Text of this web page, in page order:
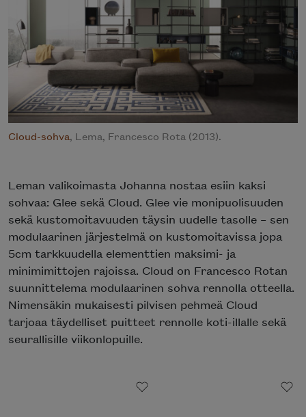
Cloud-sohva, Lema, Francesco Rota (2013).
Leman valikoimasta Johanna nostaa esiin kaksi
sohvaa: Glee sekä Cloud. Glee vie monipuolisuuden
sekä kustomoitavuuden täysin uudelle tasolle – sen
modulaarinen järjestelmä on kustomoitavissa jopa
5cm tarkkuudella elementtien maksimi- ja
minimimittojen rajoissa. Cloud on Francesco Rotan
suunnittelema modulaarinen sohva rennolla otteella.
Nimensäkin mukaisesti pilvisen pehmeä Cloud
tarjoaa täydelliset puitteet rennolle koti-illalle sekä
seurallisille viikonlopuille.